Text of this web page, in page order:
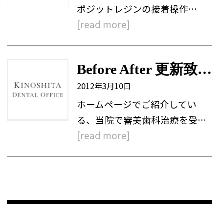
ポジットレジンの接着操作…
[read more]
Before After 更新致しました。
2012年3月10日
ホームページでご紹介してい
る、当院で審美歯科治療を受…
[read more]